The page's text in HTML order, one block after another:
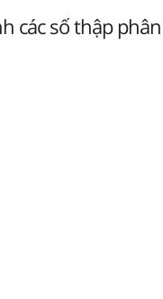
các số thập